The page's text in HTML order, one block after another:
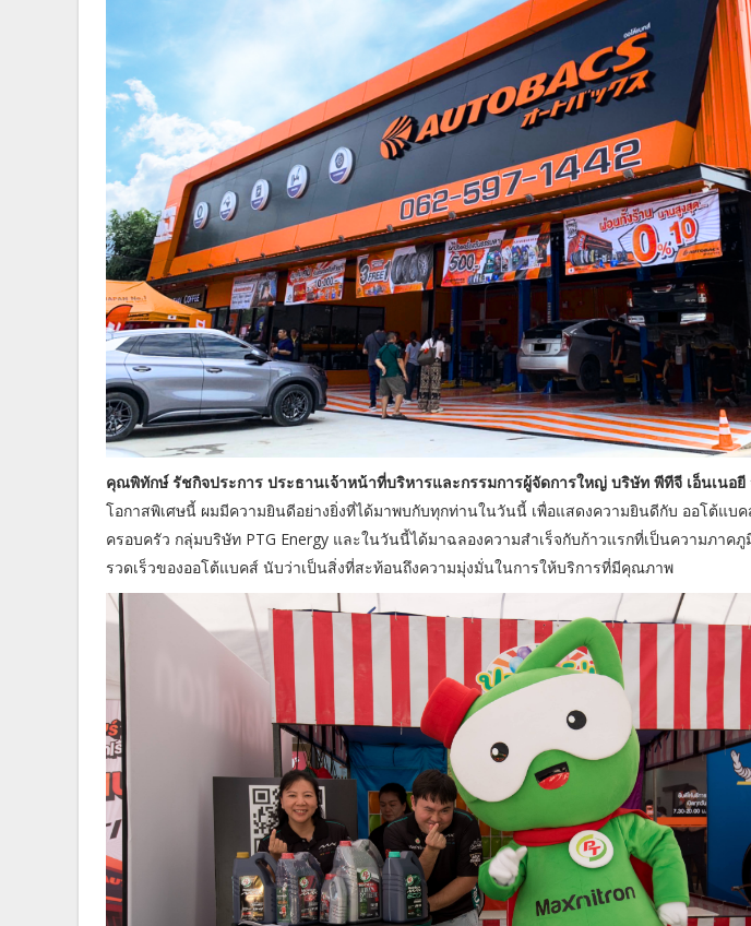
คุณพิทักษ์ รัชกิจประการ ประธานเจ้าหน้าที่บริหารและกรรมการผู้จัดการใหญ่ บริษัท พีทีจี เอ็นเนอ
โอกาสพิเศษนี้ ผมมีความยินดีอย่างยิ่งที่ได้มาพบกับทุกท่านในวันนี้ เพื่อแสดงความยินดีกับ ออโต้แบ
ครอบครัว กลุ่มบริษัท PTG Energy และในวันนี้ได้มาฉลองความสำเร็จกับก้าวแรกที่เป็นความภาคภู
รวดเร็วของออโต้แบคส์ นับว่าเป็นสิ่งที่สะท้อนถึงความมุ่งมั่นในการให้บริการที่มีคุณภาพ